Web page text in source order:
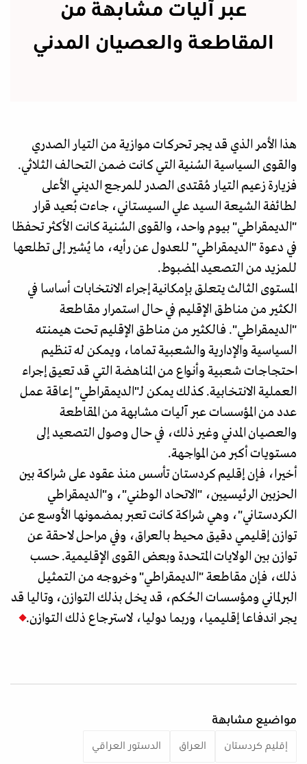
عبر آليات مشابهة من
المقاطعة والعصيان المدني
هذا الأمر الذي قد يجر تحركات موازية من التيار الصدري
والقوى السياسية السُنية التي كانت ضمن التحالف الثلاثي.
فزيارة زعيم التيار مُقتدى الصدر للمرجع الديني الأعلى
لطائفة الشيعة السيد علي السيستاني، جاءت بُعيد قرار
"الديمقراطي" بيوم واحد، والقوى السُنية كانت الأكثر تحفظا
في دعوة "الديمقراطي" للعدول عن رأيه، ما يُشير إلى تطلعها
للمزيد من التصعيد المضبوط.
المستوى الثالث يتعلق بإمكانية إجراء الانتخابات أساسا في
الكثير من مناطق الإقليم في حال استمرار مقاطعة
"الديمقراطي". فالكثير من مناطق الإقليم تحت هيمنته
السياسية والإدارية والشعبية تماما، ويمكن له تنظيم
احتجاجات شعبية وأنواع من المناهضة التي قد تعيق إجراء
العملية الانتخابية. كذلك يمكن لـ"الديمقراطي" إعاقة عمل
عدد من المؤسسات عبر آليات مشابهة من المقاطعة
والعصيان المدني وغير ذلك، في حال وصول التصعيد إلى
مستويات أكبر من المواجهة.
أخيرا، فإن إقليم كردستان تأسس منذ عقود على شراكة بين
الحزبين الرئيسيين، "الاتحاد الوطني"، و"الديمقراطي
الكردستاني"، وهي شراكة كانت تعبر بمضمونها الأوسع عن
توازن إقليمي دقيق محيط بالعراق، وفي مراحل لاحقة عن
توازن بين الولايات المتحدة وبعض القوى الإقليمية. حسب
ذلك، فإن مقاطعة "الديمقراطي" وخروجه من التمثيل
البرلماني ومؤسسات الحُكم، قد يخل بذلك التوازن، وتاليا قد
يجر اندفاعا إقليميا، وربما دوليا، لاسترجاع ذلك التوازن.
مواضيع مشابهة
إقليم كردستان العراق الدستور العراقي